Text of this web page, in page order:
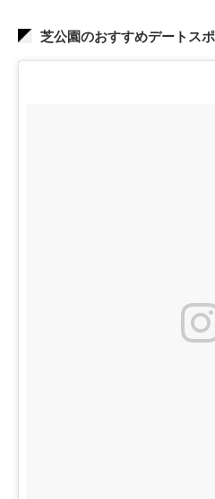
芝公園のおすすめデートス